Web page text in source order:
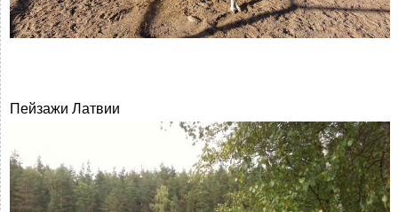
Пейзажи Латвии